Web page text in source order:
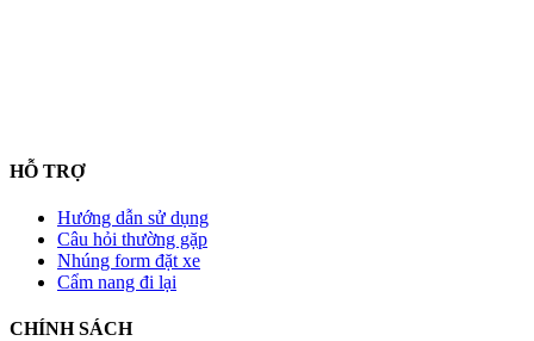
HỖ TRỢ
Hướng dẫn sử dụng
Câu hỏi thường gặp
Nhúng form đặt xe
Cẩm nang đi lại
CHÍNH SÁCH